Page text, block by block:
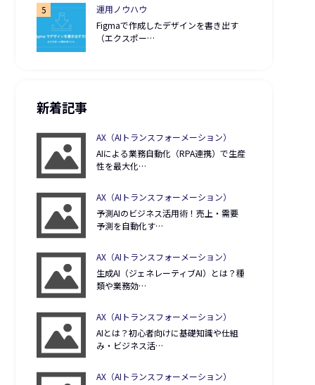
運用ノウハウ
Figmaで作成したデザインを書き出す
（エクスポー…
新着記事
AX（AIトランスフォーメーション）
AIによる業務自動化（RPA連携）で生産
性を最大化…
AX（AIトランスフォーメーション）
予測AIのビジネス活用術！売上・需要
予測を自動化す…
AX（AIトランスフォーメーション）
生成AI（ジェネレーティブAI）とは？種
類や業務効…
AX（AIトランスフォーメーション）
AIとは？初心者向けに基礎知識や仕組
み・ビジネス活…
AX（AIトランスフォーメーション）